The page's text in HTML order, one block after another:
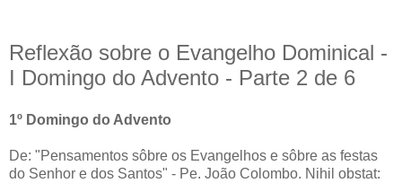
Reflexão sobre o Evangelho Dominical -
I Domingo do Advento - Parte 2 de 6
1º Domingo do Advento
De: "Pensamentos sôbre os Evangelhos e sôbre as festas
do Senhor e dos Santos" - Pe. João Colombo. Nihil obstat: